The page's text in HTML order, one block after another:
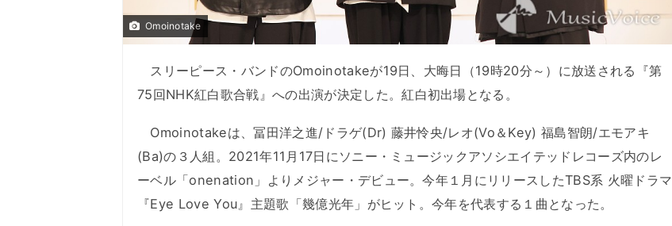
Omoinotake
スリーピース・バンドのOmoinotakeが19日、大晦日（19時20分～）に放送される『第
75回NHK紅白歌合戦』への出演が決定した。紅白初出場となる。
Omoinotakeは、冨田洋之進/ドラゲ(Dr) 藤井怜央/レオ(Vo＆Key) 福島智朗/エモアキ
(Ba)の３人組。2021年11月17日にソニー・ミュージックアソシエイテッドレコーズ内のレ
ーベル「onenation」よりメジャー・デビュー。今年１月にリリースしたTBS系 火曜ドラマ
『Eye Love You』主題歌「幾億光年」がヒット。今年を代表する１曲となった。